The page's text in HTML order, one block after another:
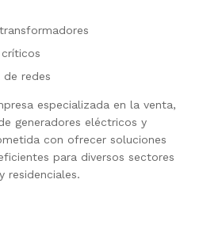
de redes
especializada en la venta,
generadores eléctricos y
con ofrecer soluciones
para diversos sectores
residenciales.